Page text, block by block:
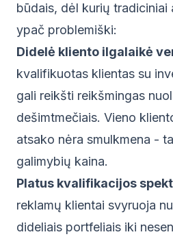
būdais, dėl kurių tradiciniai
ypač problemiški:
Didelė kliento ilgalaikė
kvalifikuotas klientas su
gali reikšti reikšmingas
dešimtmečiais. Vieno
atsako nėra smulkmena -
galimybių kaina.
Platus kvalifikacijos
reklamų klientai svyruoja
dideliais portfeliais iki